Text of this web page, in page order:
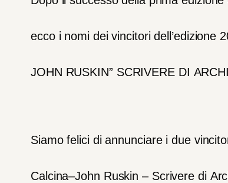
ecco i nomi dei vincitori dell’edizione
JOHN RUSKIN” SCRIVERE DI
Siamo felici di annunciare i due
Calcina–John Ruskin – Scrivere di